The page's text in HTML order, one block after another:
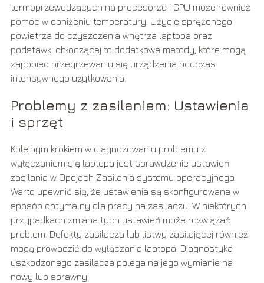
termoprzewodzących na procesorze i GPU może również
pomóc w obniżeniu temperatury. Użycie sprężonego
powietrza do czyszczenia wnętrza laptopa oraz
podstawki chłodzącej to dodatkowe metody, które mogą
zapobiec przegrzewaniu się urządzenia podczas
intensywnego użytkowania.
Problemy z zasilaniem: Ustawienia
i sprzęt
Kolejnym krokiem w diagnozowaniu problemu z
wyłączaniem się laptopa jest sprawdzenie ustawień
zasilania w Opcjach Zasilania systemu operacyjnego.
Warto upewnić się, że ustawienia są skonfigurowane w
sposób optymalny dla pracy na zasilaczu. W niektórych
przypadkach zmiana tych ustawień może rozwiązać
problem. Defekty zasilacza lub listwy zasilającej również
mogą prowadzić do wyłączania laptopa. Diagnostyka
uszkodzonego zasilacza polega na jego wymianie na
nowy lub sprawny.